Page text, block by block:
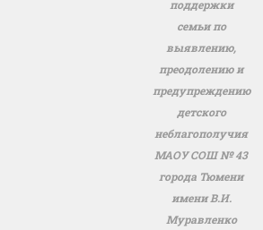
поддержки
семьи по
выявлению,
преодолению и
предупреждению
детского
неблагополучия
МАОУ СОШ № 43
города Тюмени
имени В.И.
Муравленко